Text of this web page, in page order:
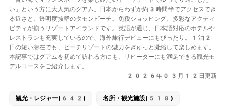
い」という方に大人気のグアム。日本からわずか約3時間半でアクセスでき
る近さと、透明度抜群のタモンビーチ、免税ショッピング、多彩なアクティ
ビティが揃うリゾートアイランドです。英語が通じ、日本語対応のホテルや
レストランも充実しているので、海外旅行デビューにもぴったり。1泊2
日の短い滞在でも、ビーチリゾートの魅力をぎゅっと凝縮して楽しめます。
本記事ではグアムを初めて訪れる方にも、リピーターにも満足できる観光モ
デルコースをご紹介します。
2026年03月12日更新
観光・レジャー(642) 名所・観光施設(518)